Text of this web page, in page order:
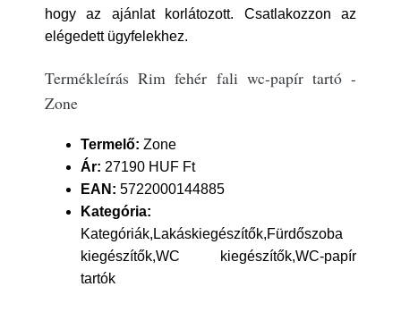
hogy az ajánlat korlátozott. Csatlakozzon az
elégedett ügyfelekhez.
Termékleírás Rim fehér fali wc-papír tartó -
Zone
Termelő: Zone
Ár: 27190 HUF Ft
EAN: 5722000144885
Kategória:
Kategóriák,Lakáskiegészítők,Fürdőszoba
kiegészítők,WC kiegészítők,WC-papír
tartók